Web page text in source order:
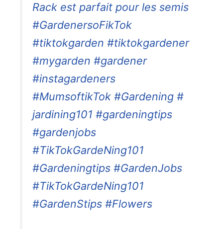
Rack est parfait pour les semis
#GardenersoFikTok
#tiktokgarden #tiktokgardener
#mygarden #gardener
#instagardeners
#MumsoftikTok #Gardening #
jardining101 #gardeningtips
#gardenjobs
#TikTokGardeNing101
#Gardeningtips #GardenJobs
#TikTokGardeNing101
#GardenStips #Flowers